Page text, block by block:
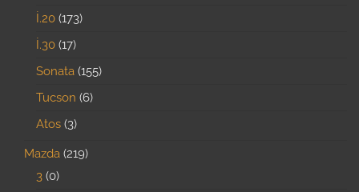
İ.20 173
İ.30 17
Sonata 155
Tucson 6
Atos 3
Mazda 219
3 0